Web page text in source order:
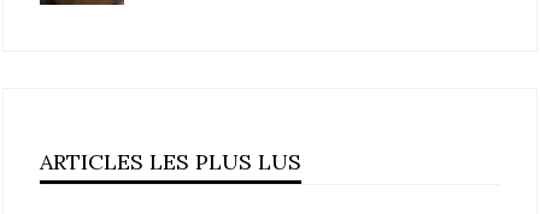
ARTICLES LES PLUS LUS